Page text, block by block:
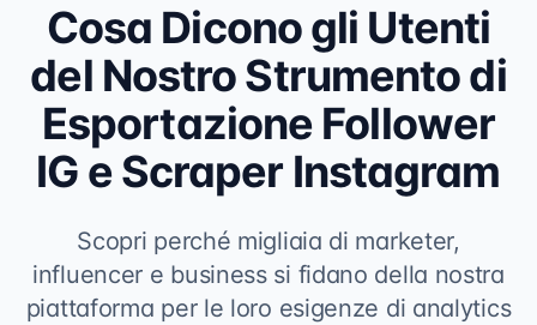
Cosa Dicono gli Utenti
del Nostro Strumento di
Esportazione Follower
IG e Scraper Instagram
Scopri perché migliaia di marketer,
influencer e business si fidano della nostra
piattaforma per le loro esigenze di analytics